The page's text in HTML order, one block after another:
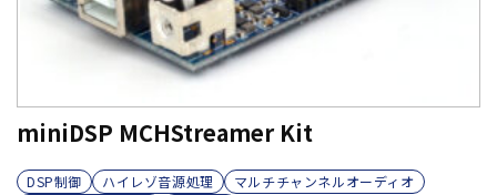
miniDSP MCHStreamer Kit
DSP制御 ハイレゾ音源処理
マルチチャンネルオーディオ